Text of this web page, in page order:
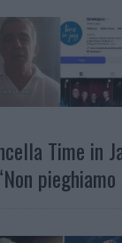
Time in